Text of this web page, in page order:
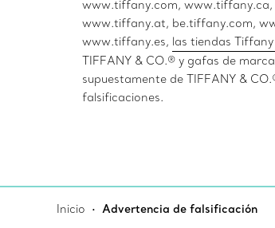
www.tiffany.com,
www.tiffany.at, be.tiffany.com,
www.tiffany.es, las tiendas Tiffany
TIFFANY & CO.® y gafas de
supuestamente de TIFFANY &
falsificaciones.
Inicio Advertencia de falsificación